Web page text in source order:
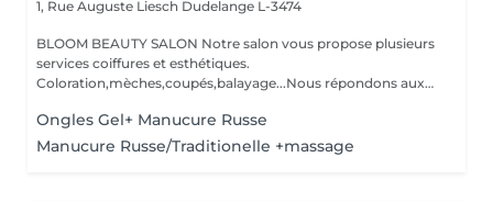
1, Rue Auguste Liesch Dudelange L-3474
BLOOM BEAUTY SALON Notre salon vous propose plusieurs
services coiffures et esthétiques.
Coloration,mèches,coupés,balayage...Nous répondons aux
Ongles Gel+ Manucure Russe
Manucure Russe/Traditionelle +massage